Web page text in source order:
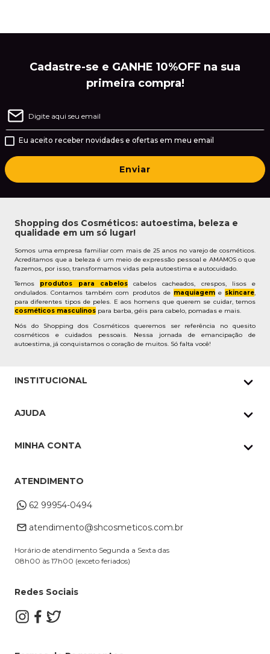
Cadastre-se e GANHE 10%OFF na sua
primeira compra!
Eu aceito receber novidades e ofertas em meu email
Enviar
Shopping dos Cosméticos: autoestima, beleza e
qualidade em um só lugar!
Somos uma empresa familiar com mais de 25 anos no varejo de cosméticos.
Acreditamos que a beleza é um meio de expressão pessoal e AMAMOS o que
fazemos, por isso, transformamos vidas pela autoestima e autocuidado.
Temos produtos para cabeloscabelos cacheados, crespos, lisos e
ondulados. Contamos também com produtos de maquiageme skincare,
para diferentes tipos de peles. E aos homens que querem se cuidar, temos
cosméticos masculinos para barba, géis para cabelo, pomadas e mais.
Nós do Shopping dos Cosméticos queremos ser referência no quesito
cosméticos e cuidados pessoais. Nessa jornada de emancipação de
autoestima, já conquistamos o coração de muitos. Só falta você!
INSTITUCIONAL
Pedidos Whatsapp
Cupons
AJUDA
Troca e Devoluções
Dúvidas Frequentes
MINHA CONTA
Alterar Cadastro
ATENDIMENTO
62 99954-0494
atendimento@shcosmeticos.com.br
Horário de atendimento Segunda a Sexta das
08h00 às 17h00 (exceto feriados)
Redes Sociais